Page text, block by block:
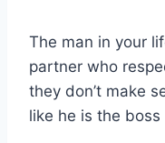
The man in your
partner who
they don’t make
like he is the boss